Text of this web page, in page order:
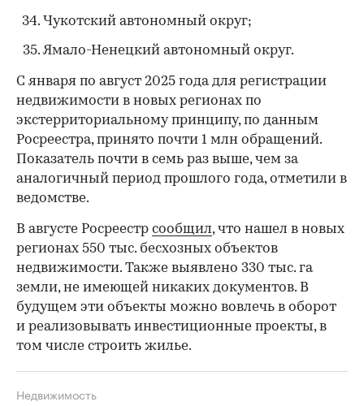
Чукотский автономный округ;
Ямало-Ненецкий автономный округ.
С января по август 2025 года для регистрации
недвижимости в новых регионах по
экстерриториальному принципу, по данным
Росреестра, принято почти 1 млн обращений.
Показатель почти в семь раз выше, чем за
аналогичный период прошлого года, отметили в
ведомстве.
В августе Росреестр сообщил, что нашел в новых
регионах 550 тыс. бесхозных объектов
недвижимости. Также выявлено 330 тыс. га
земли, не имеющей никаких документов. В
будущем эти объекты можно вовлечь в оборот
и реализовывать инвестиционные проекты, в
том числе строить жилье.
Недвижимость